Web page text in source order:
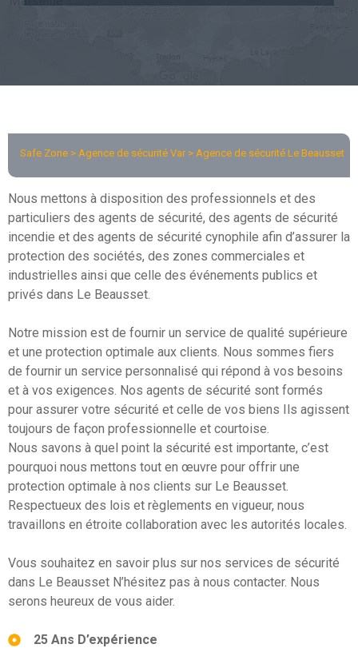
Safe Zone > Agence de sécurité Var> Agence de sécurité Le Beausset
Nous mettons à disposition des professionnels et des
particuliers des agents de sécurité, des agents de sécurité
incendie et des agents de sécurité cynophile afin d’assurer la
protection des sociétés, des zones commerciales et
industrielles ainsi que celle des événements publics et
privés dans Le Beausset.
Notre mission est de fournir un service de qualité supérieure
et une protection optimale aux clients. Nous sommes fiers
de fournir un service personnalisé qui répond à vos besoins
et à vos exigences. Nos agents de sécurité sont formés
pour assurer votre sécurité et celle de vos biens Ils agissent
toujours de façon professionnelle et courtoise.
Nous savons à quel point la sécurité est importante, c’est
pourquoi nous mettons tout en œuvre pour offrir une
protection optimale à nos clients sur Le Beausset.
Respectueux des lois et règlements en vigueur, nous
travaillons en étroite collaboration avec les autorités locales.
Vous souhaitez en savoir plus sur nos services de sécurité
dans Le Beausset N’hésitez pas à nous contacter. Nous
serons heureux de vous aider.
25 Ans D’expérience